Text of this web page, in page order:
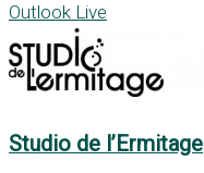
Outlook Live
Studio de l’Ermitage